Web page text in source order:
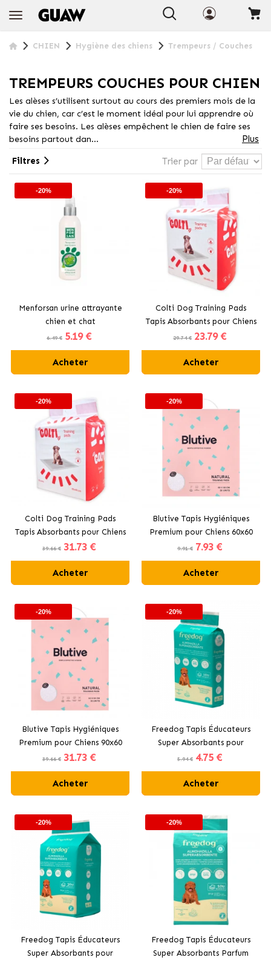
CHIEN Hygiène des chiens Trempeurs / Couches
TREMPEURS COUCHES POUR CHIEN
Les alèses s’utilisent surtout au cours des premiers mois de la
vie du chien, car c’est le moment idéal pour lui apprendre où
faire ses besoins. Les alèses empêchent le chien de faire ses
besoins partout dan...
Plus
Trier par
Filtres
-20%
Menforsan urine attrayante
chien et chat
6.49 € 5.19 €
Acheter
-20%
Colti Dog Training Pads
Tapis Absorbants pour Chiens
60x60 cm
29.74 € 23.79 €
Acheter
-20%
Colti Dog Training Pads
Tapis Absorbants pour Chiens
60x90 cm
39.66 € 31.73 €
Acheter
-20%
Blutive Tapis Hygiéniques
Premium pour Chiens 60x60
cm
9.91 € 7.93 €
Acheter
-20%
Blutive Tapis Hygiéniques
Premium pour Chiens 90x60
cm
39.66 € 31.73 €
Acheter
-20%
Freedog Tapis Éducateurs
Super Absorbants pour
Chiens 60x60 cm
5.94 € 4.75 €
Acheter
-20%
Freedog Tapis Éducateurs
Super Absorbants pour
-20%
Freedog Tapis Éducateurs
Super Absorbants Parfum